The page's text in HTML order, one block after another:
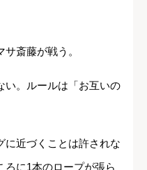
斎藤が戦う。
い。ルールは「お互いの
に近づくことは許されな
ろに1本のロープが張ら